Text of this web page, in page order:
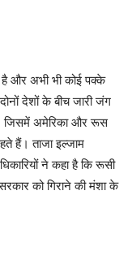
और अभी भी कोई पक्के
देशों के बीच जारी जंग
जिसमें अमेरिका और रूस
हैं। ताजा इल्जाम
ने कहा है कि रूसी
को गिराने की मंशा के